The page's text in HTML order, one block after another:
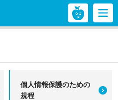
個人情報保護のための
規程